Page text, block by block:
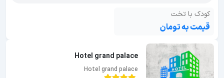
کودک با تخت
قیمت به تومان
Hotel grand palace
Hotel grand palace